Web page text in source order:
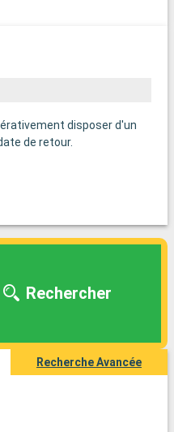
disposer d'un
de retour.
Rechercher
Recherche Avancée